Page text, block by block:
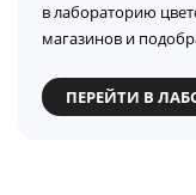
в лабораторию
магазинов и
ПЕРЕЙТИ В